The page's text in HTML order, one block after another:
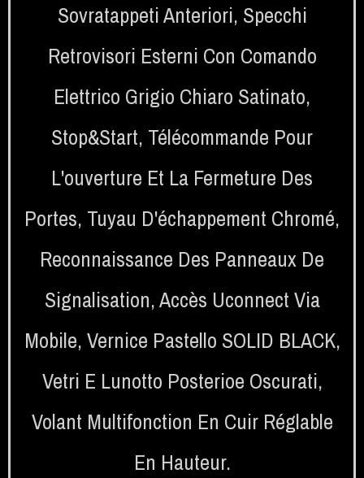
Sovratappeti Anteriori, Specchi
Retrovisori Esterni Con Comando
Elettrico Grigio Chiaro Satinato,
Stop&start, Télécommande Pour
L'ouverture Et La Fermeture Des
Portes, Tuyau D'échappement Chromé,
Reconnaissance Des Panneaux De
Signalisation,Accès Uconnect Via
Mobile, Vernice Pastello SOLID BLACK,
Vetri E Lunotto Posterioe Oscurati,
Volant Multifonction En Cuir Réglable
En Hauteur.